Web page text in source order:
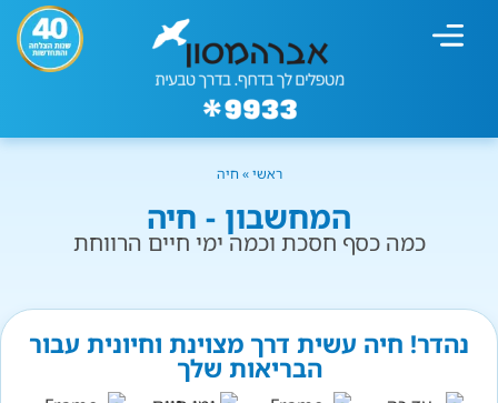
ראשי» חיה
המחשבון - חיה
כמה כסף חסכת וכמה ימי חיים הרווחת
נהדר! חיה עשית דרך מצוינת וחיונית עבור
הבריאות שלך